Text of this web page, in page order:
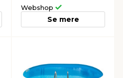
Webshop
Se mere